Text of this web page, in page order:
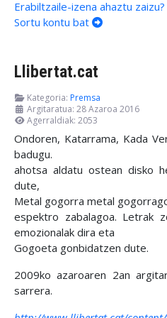
Erabiltzaile-izena ahaztu zaizu?
Sortu kontu bat
Llibertat.cat
Kategoria: Premsa
Argitaratua: 28 Azaroa 2016
Agerraldiak: 2053
Ondoren, Katarrama, Kada
badugu.
ahotsa aldatu ostean disko
dute,
Metal gogorra metal
espektro zabalagoa. Letrak
emozionalak dira eta
Gogoeta gonbidatzen dute.
2009ko azaroaren 2an
sarrera.